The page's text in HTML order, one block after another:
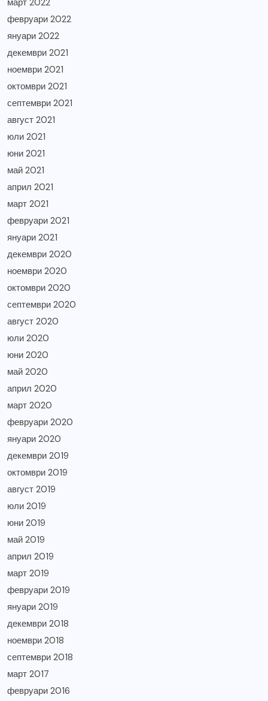
март 2022
февруари 2022
януари 2022
декември 2021
ноември 2021
октомври 2021
септември 2021
август 2021
юли 2021
юни 2021
май 2021
април 2021
март 2021
февруари 2021
януари 2021
декември 2020
ноември 2020
октомври 2020
септември 2020
август 2020
юли 2020
юни 2020
май 2020
април 2020
март 2020
февруари 2020
януари 2020
декември 2019
октомври 2019
август 2019
юли 2019
юни 2019
май 2019
април 2019
март 2019
февруари 2019
януари 2019
декември 2018
ноември 2018
септември 2018
март 2017
февруари 2016